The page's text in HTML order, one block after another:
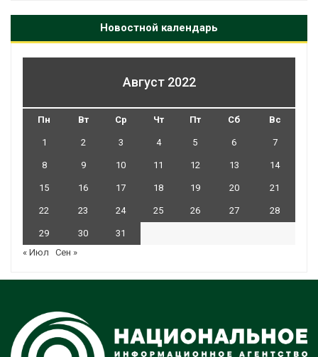
Новостной календарь
Август 2022
Пн Вт Ср Чт Пт Сб Вс
1 2 3 4 5 6 7
8 9 10 11 12 13 14
15 16 17 18 19 20 21
22 23 24 25 26 27 28
29 30
31
« Июл
Сен »